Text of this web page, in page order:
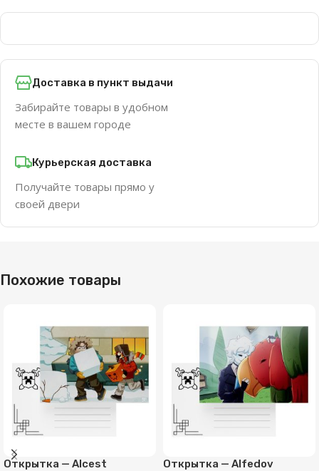
Доставка в пункт выдачи
Забирайте товары в удобном
месте в вашем городе
Курьерская доставка
Получайте товары прямо у
своей двери
Похожие товары
Открытка — Alcest
Открытка — Alfedov